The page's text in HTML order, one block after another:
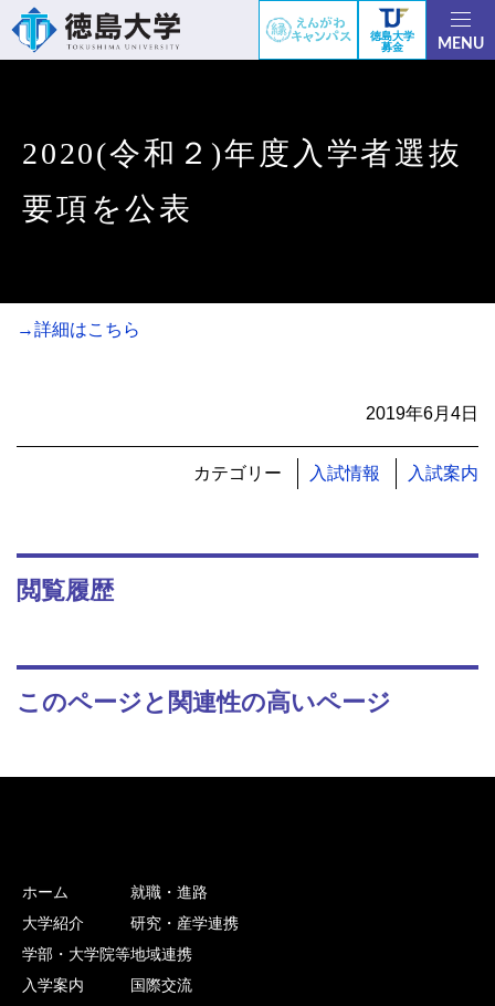
徳島大学
募金
MENU
2020(令和２)年度入学者選抜
要項を公表
→詳細はこちら
2019年6月4日
カテゴリー 入試情報 入試案内
閲覧履歴
このページと関連性の高いページ
ホーム
大学紹介
学部・大学院等
入学案内
就職・進路
研究・産学連携
地域連携
国際交流